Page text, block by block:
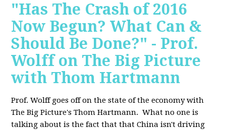
"Has The Crash of 2016
Now Begun? What Can &
Should Be Done?" - Prof.
Wolff on The Big Picture
with Thom Hartmann
Prof. Wolff goes off on the state of the economy with
The Big Picture's Thom Hartmann. What no one is
talking about is the fact that that China isn't driving